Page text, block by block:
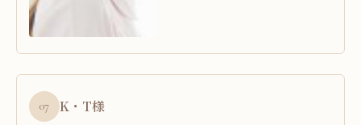
07 K・T様